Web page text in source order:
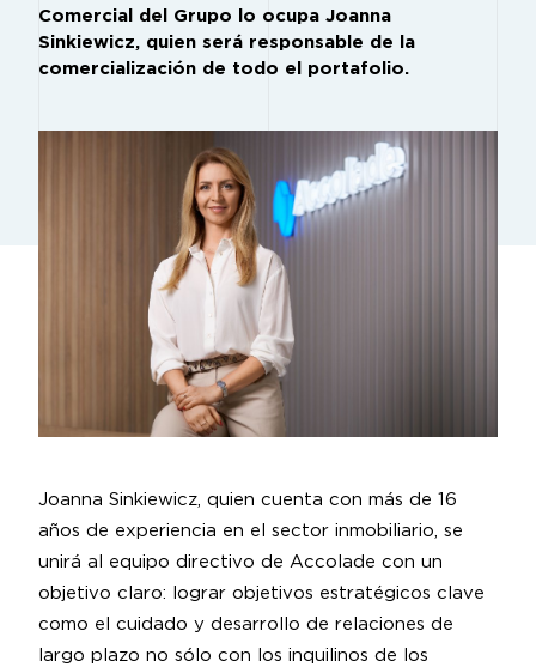
Comercial del Grupo lo ocupa Joanna
Sinkiewicz, quien será responsable de la
comercialización de todo el portafolio.
Joanna Sinkiewicz, quien cuenta con más de 16
años de experiencia en el sector inmobiliario, se
unirá al equipo directivo de Accolade con un
objetivo claro: lograr objetivos estratégicos clave
como el cuidado y desarrollo de relaciones de
largo plazo no sólo con los inquilinos de los